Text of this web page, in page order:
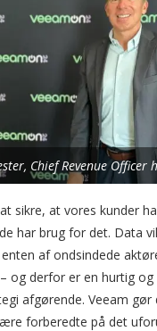
Chief Revenue Officer
sikre, at vores kunder
har brug for det. Data
af ondsindede
og derfor er en hurtig og
afgørende. Veeam
forberedte på det